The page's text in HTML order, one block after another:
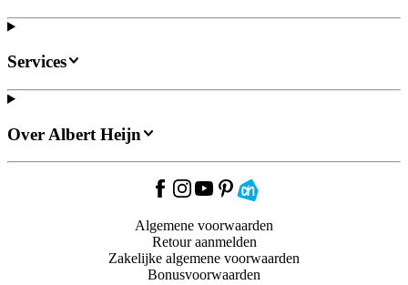
Services
Over Albert Heijn
Algemene voorwaarden
Retour aanmelden
Zakelijke algemene voorwaarden
Bonusvoorwaarden